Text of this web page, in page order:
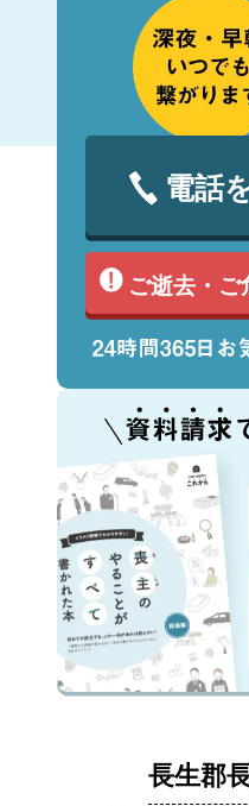
電話
ご逝去・ご
長生郡